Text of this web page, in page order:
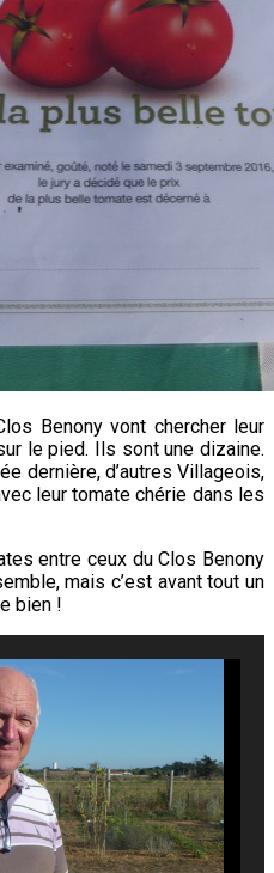
Benony vont chercher leur
le pied. Ils sont une dizaine.
dernière, d’autres Villageois,
leur tomate chérie dans les
entre ceux du Clos Benony
mais c’est avant tout un
bien !